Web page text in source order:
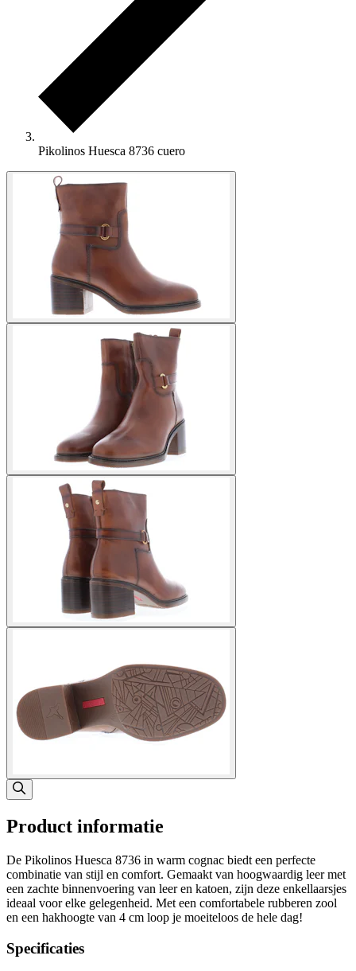
Pikolinos Huesca 8736 cuero
Product informatie
De Pikolinos Huesca 8736 in warm cognac biedt een perfecte
combinatie van stijl en comfort. Gemaakt van hoogwaardig leer met
een zachte binnenvoering van leer en katoen, zijn deze enkellaarsjes
ideaal voor elke gelegenheid. Met een comfortabele rubberen zool
en een hakhoogte van 4 cm loop je moeiteloos de hele dag!
Specificaties